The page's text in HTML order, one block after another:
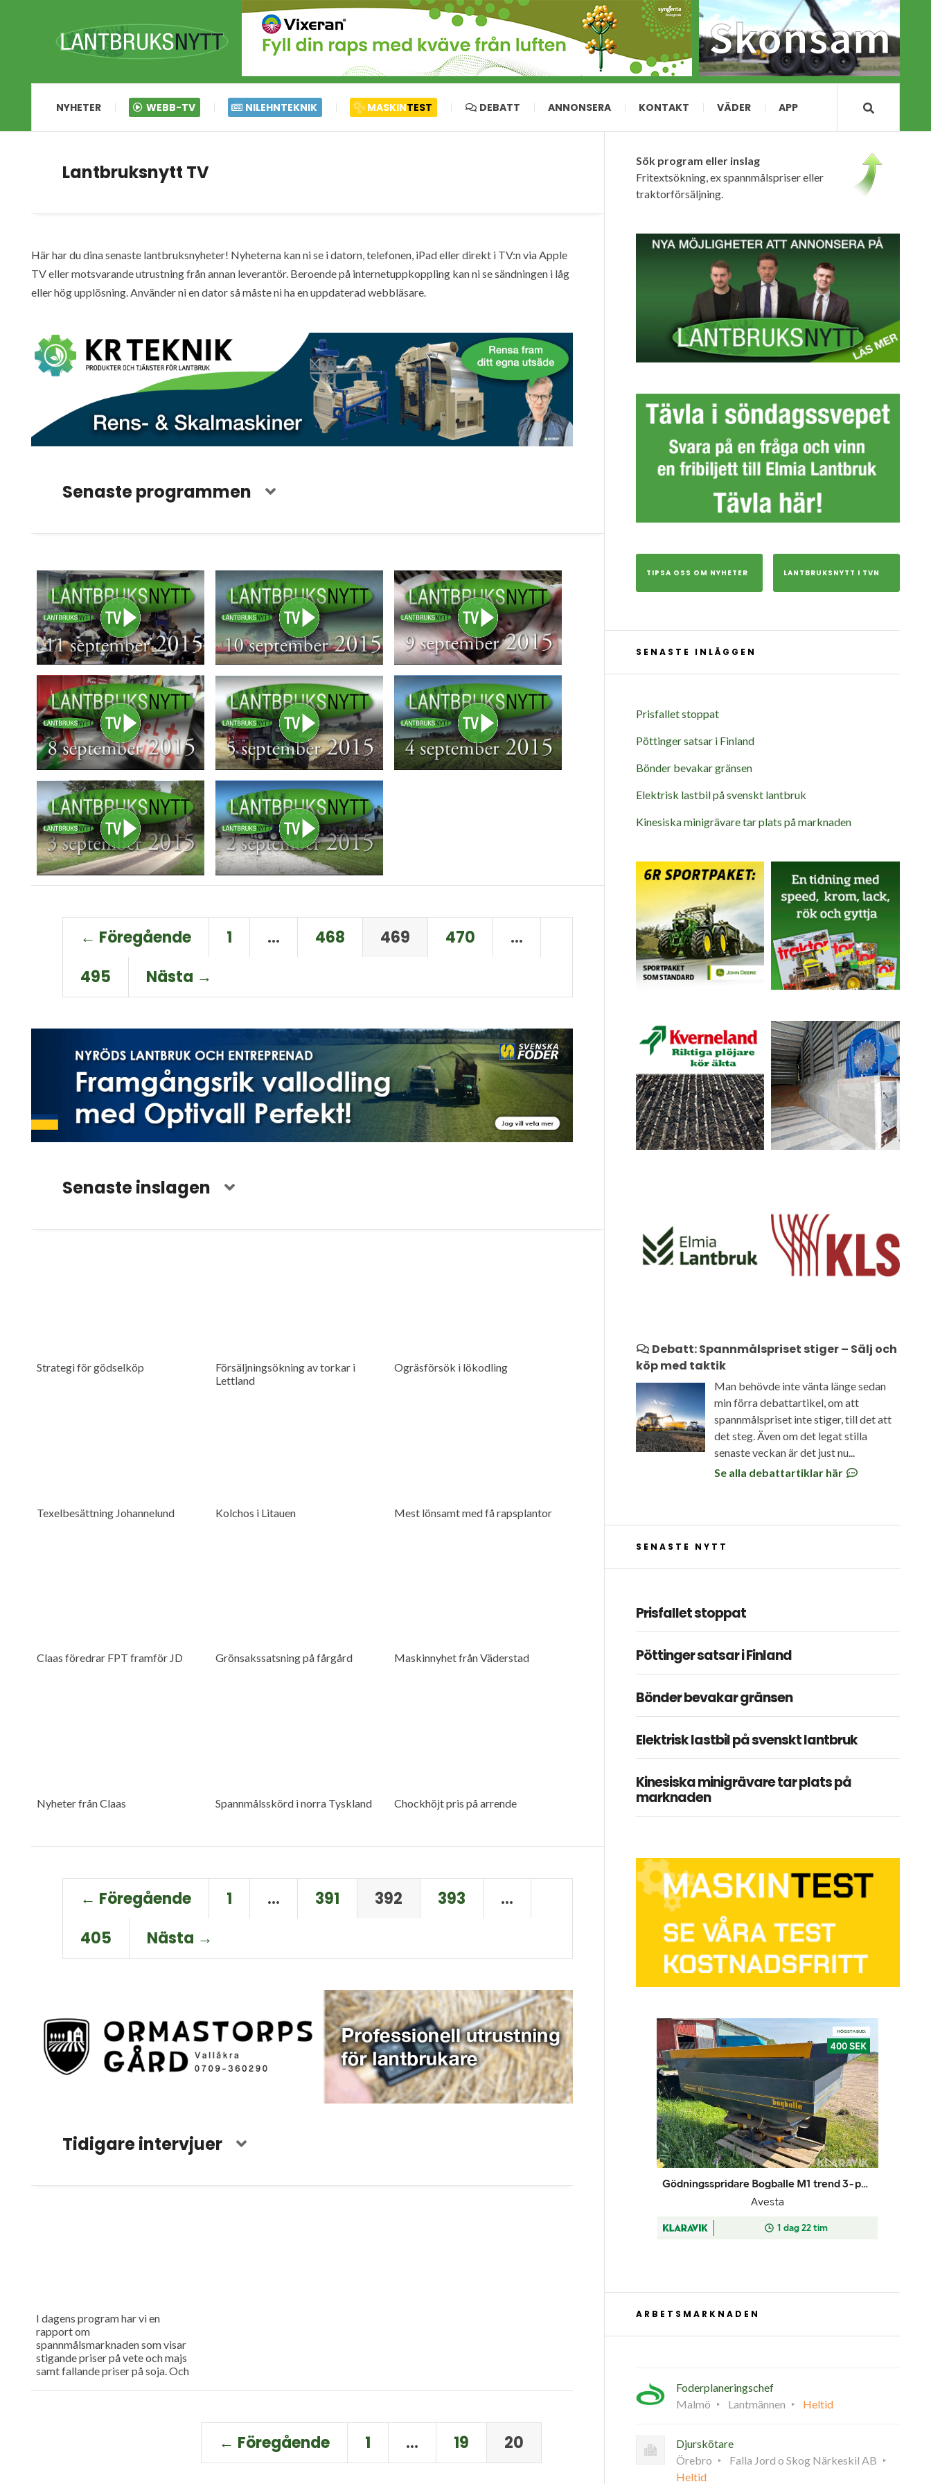
NYHETER WEBB-TV NILEHNTEKNIK MASKINTEST DEBATT ANNONSERA KONTAKT VÄDER APP
Lantbruksnytt TV
Här har du dina senaste lantbruksnyheter! Nyheterna kan ni se i datorn, telefonen, iPad eller direkt i TV:n via Apple
TV eller motsvarande utrustning från annan leverantör. Beroende på internetuppkoppling kan ni se sändningen i låg
eller hög upplösning. Använder ni en dator så måste ni ha en uppdaterad webbläsare.
Senaste programmen
← Föregående 1 … 468 469 470
…
495
Nästa →
Senaste inslagen
Strategi för gödselköp
Försäljningsökning av torkar i
Lettland
Ogräsförsök i lökodling
Texelbesättning Johannelund Kolchos i Litauen Mest lönsamt med få rapsplantor
Claas föredrar FPT framför JD Grönsakssatsning på fårgård Maskinnyhet från Väderstad
Nyheter från Claas Spannmålsskörd i norra Tyskland Chockhöjt pris på arrende
← Föregående 1 … 391 392 393
…
405
Nästa →
Tidigare intervjuer
I dagens program har vi en
rapport om
spannmålsmarknaden som visar
stigande priser på vete och majs
samt fallande priser på soja. Och
← Föregående 1 … 19 20
Sök program eller inslag
Fritextsökning, ex spannmålspriser eller
traktorförsäljning.
TIPSA OSS OM NYHETER LANTBRUKSNYTT I TVN
SENASTE INLÄGGEN
Prisfallet stoppat
Pöttinger satsar i Finland
Bönder bevakar gränsen
Elektrisk lastbil på svenskt lantbruk
Kinesiska minigrävare tar plats på marknaden
Debatt: Spannmålspriset stiger – Sälj och
köp med taktik
Man behövde inte vänta länge sedan
min förra debattartikel, om att
spannmålspriset inte stiger, till det att
det steg. Även om det legat stilla
senaste veckan är det just nu...
Se alla debattartiklar här
SENASTE NYTT
Prisfallet stoppat
Pöttinger satsar i Finland
Bönder bevakar gränsen
Elektrisk lastbil på svenskt lantbruk
Kinesiska minigrävare tar plats på
marknaden
ARBETSMARKNADEN
Foderplaneringschef
Malmö
Lantmännen Heltid
Djurskötare
Örebro
Falla Jord o Skog Närkeskil AB
Heltid